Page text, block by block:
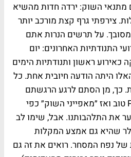
מתנאי השוק: ירדה חדות מהשיא
צירפתי גרף קצת מורכב יותר
על תרשים הנרות אתם
התנודתיות האחרונים: יום
כאירוע ראשון ותנודתיות הימים
היתה הודעה חיובית אחת. כל
כך, מן הסתם לרגע הרגשתם
טוב ואז ״מאפייני השוק״ כפי
את התלהבותנו. אבל, שימו לב
שיש סביב 62 דולר שהיא גם אמצע המקלות
של נפח המסחר. רואים את זה גם